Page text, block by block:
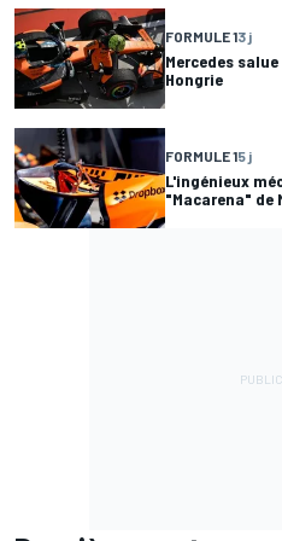
FORMULE 13 j
Mercedes
Hongrie
FORMULE 15 j
L'ingénieux
"Macarena" de